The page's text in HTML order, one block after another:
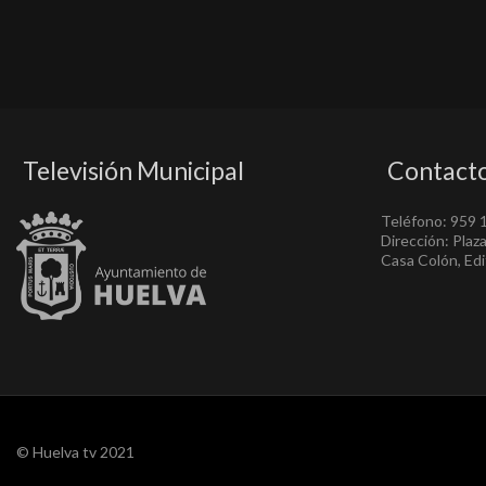
Televisión Municipal
Teléfono: 959
Dirección:
Casa Colón,
© Huelva tv 2021